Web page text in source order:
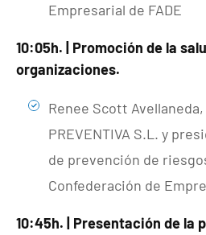
Empresarial de FADE
10:05h. | Promoción de la
organizaciones.
Renee Scott Avellaneda,
PREVENTIVA S.L. y
de prevención de
Confederación de
10:45h. | Presentación de la